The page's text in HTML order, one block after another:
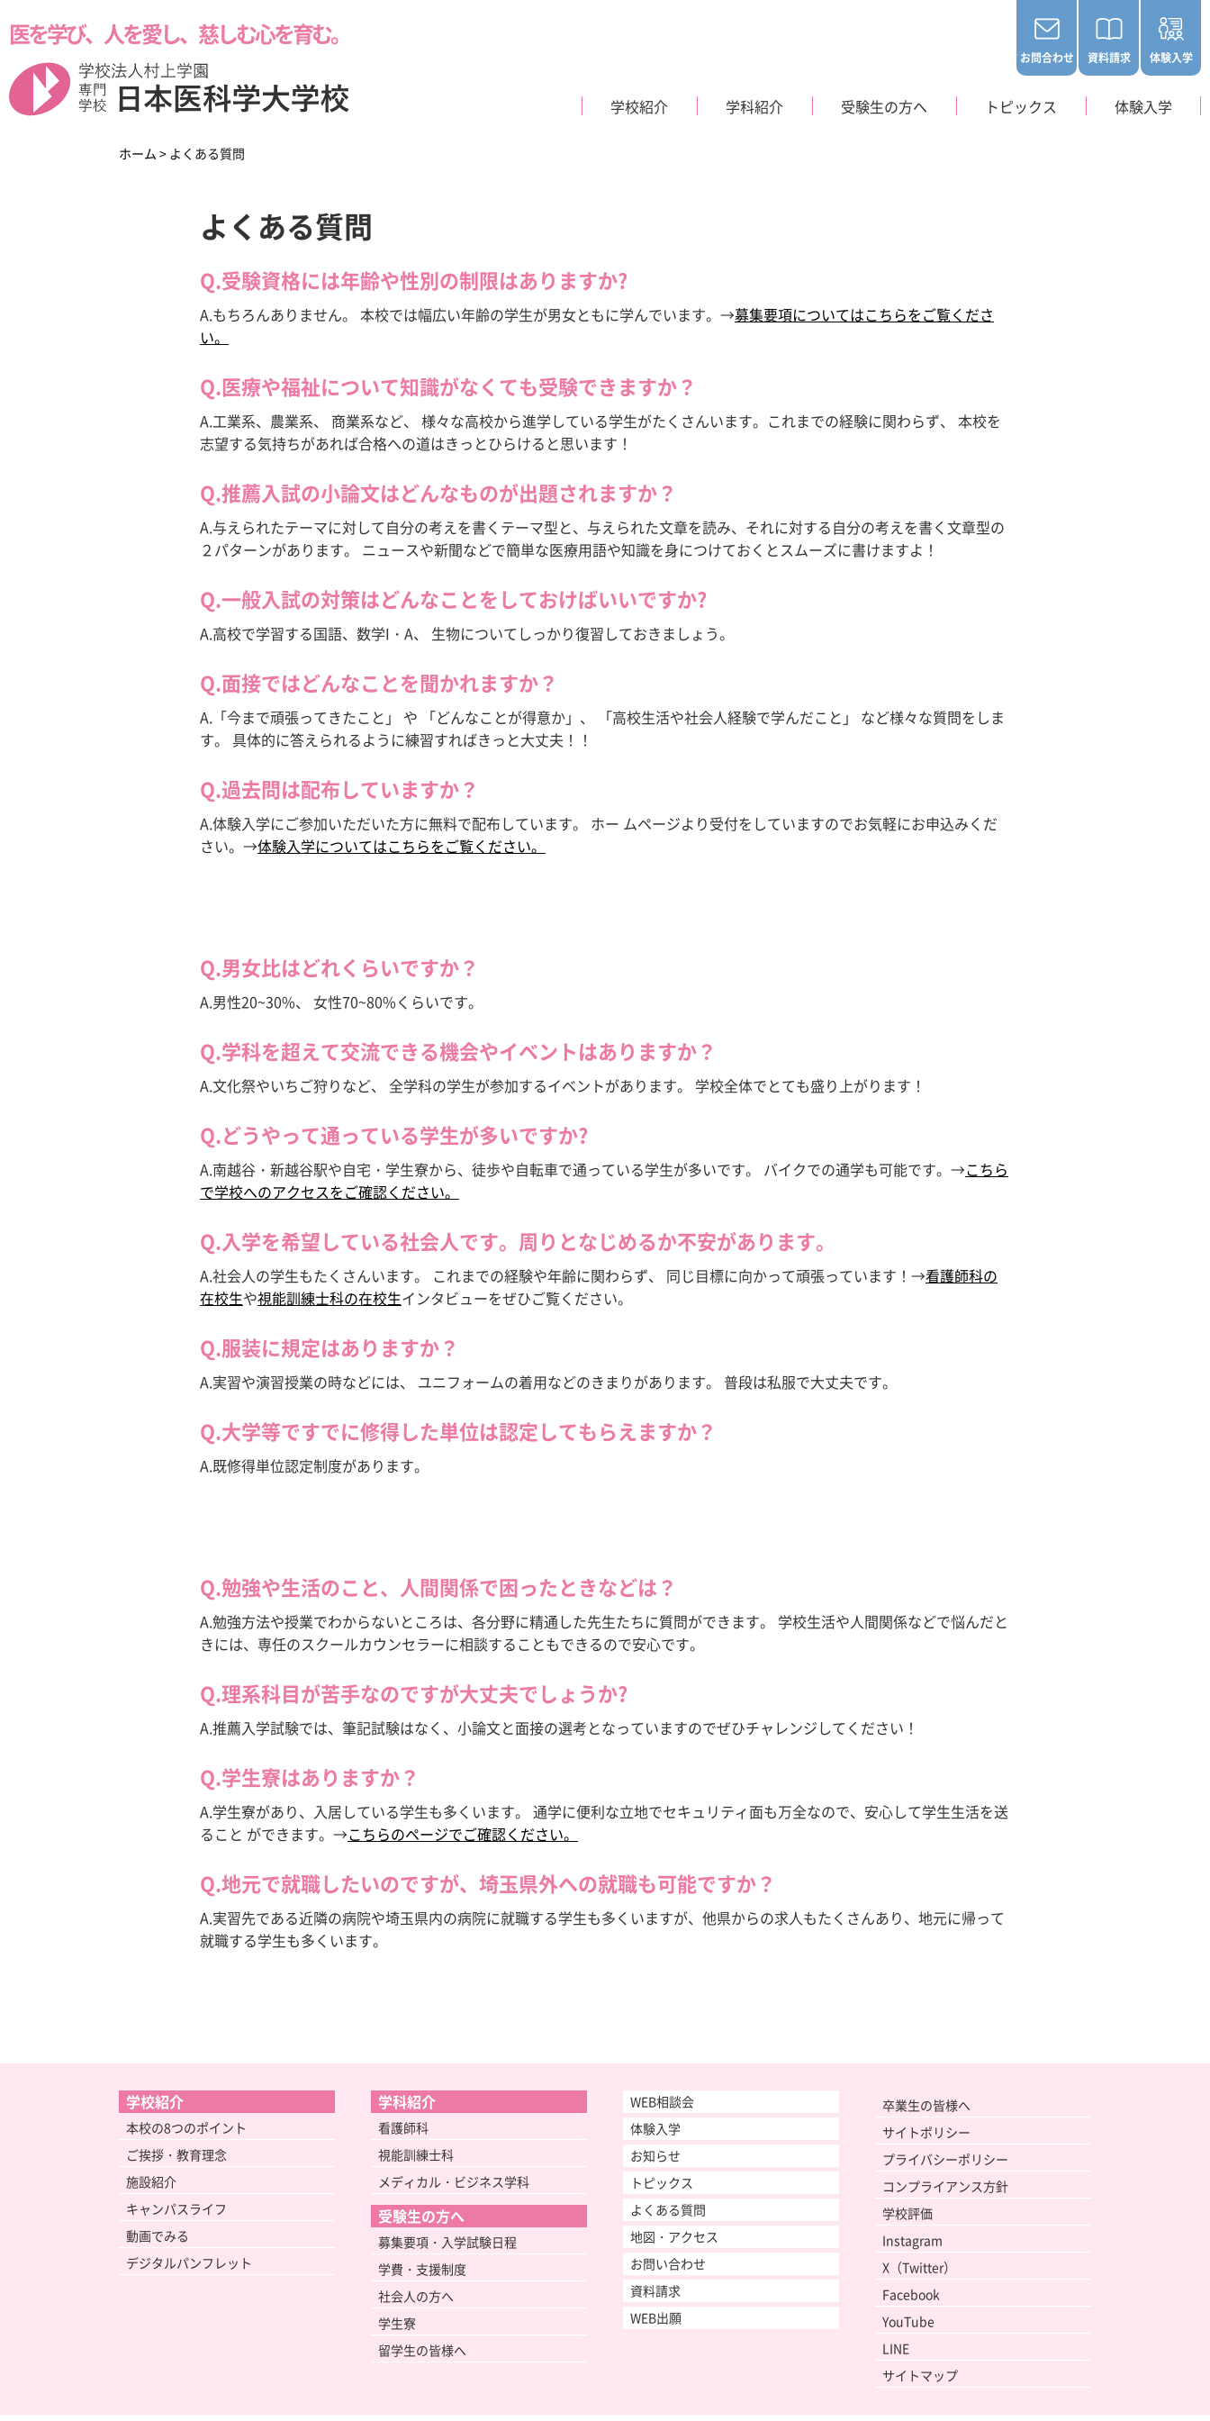
医を学び、人を愛し、慈しむ心を育む。
お問合わせ 資料請求 体験入学
学校紹介 学科紹介 受験生の方へ トピックス 体験入学
キャンパスライフ
メディカル・ビジネス学科
っておりません。
看護師科
※現在、入学生の募集は行っておりません。
この度、専門学校日本医科大学校看護師科は統廃合により募集停止となりますので、「看護師科」にご興味の
学費・支援制度 社会人の方へ
ホーム > よくある質問
よくある質問
Q.受験資格には年齢や性別の制限はありますか?
A.もちろんありません。 本校では幅広い年齢の学生が男女ともに学んでいます。→募集要項についてはこちらをご覧くださ
い。
Q.医療や福祉について知識がなくても受験できますか？
A.工業系、農業系、 商業系など、 様々な高校から進学している学生がたくさんいます。これまでの経験に関わらず、 本校を
志望する気持ちがあれば合格への道はきっとひらけると思います！
Q.推薦入試の小論文はどんなものが出題されますか？
A.与えられたテーマに対して自分の考えを書くテーマ型と、与えられた文章を読み、それに対する自分の考えを書く文章型の
２パターンがあります。 ニュースや新聞などで簡単な医療用語や知識を身につけておくとスムーズに書けますよ！
Q.一般入試の対策はどんなことをしておけばいいですか?
A.高校で学習する国語、数学I・A、 生物についてしっかり復習しておきましょう。
Q.面接ではどんなことを聞かれますか？
A.「今まで頑張ってきたこと」 や 「どんなことが得意か」、 「高校生活や社会人経験で学んだこと」 など様々な質問をしま
す。 具体的に答えられるように練習すればきっと大丈夫！！
Q.過去問は配布していますか？
A.体験入学にご参加いただいた方に無料で配布しています。 ホー ムページより受付をしていますのでお気軽にお申込みくだ
さい。→体験入学についてはこちらをご覧ください。
Q.男女比はどれくらいですか？
A.男性20~30%、 女性70~80%くらいです。
Q.学科を超えて交流できる機会やイベントはありますか？
A.文化祭やいちご狩りなど、 全学科の学生が参加するイベントがあります。 学校全体でとても盛り上がります！
Q.どうやって通っている学生が多いですか?
A.南越谷・新越谷駅や自宅・学生寮から、徒歩や自転車で通っている学生が多いです。 バイクでの通学も可能です。→こちら
で学校へのアクセスをご確認ください。
Q.入学を希望している社会人です。周りとなじめるか不安があります。
A.社会人の学生もたくさんいます。 これまでの経験や年齢に関わらず、 同じ目標に向かって頑張っています！→看護師科の
在校生や視能訓練士科の在校生インタビューをぜひご覧ください。
Q.服装に規定はありますか？
A.実習や演習授業の時などには、 ユニフォームの着用などのきまりがあります。 普段は私服で大丈夫です。
Q.大学等ですでに修得した単位は認定してもらえますか？
A.既修得単位認定制度があります。
Q.勉強や生活のこと、人間関係で困ったときなどは？
A.勉強方法や授業でわからないところは、各分野に精通した先生たちに質問ができます。 学校生活や人間関係などで悩んだと
きには、専任のスクールカウンセラーに相談することもできるので安心です。
Q.理系科目が苦手なのですが大丈夫でしょうか?
A.推薦入学試験では、筆記試験はなく、小論文と面接の選考となっていますのでぜひチャレンジしてください！
Q.学生寮はありますか？
A.学生寮があり、入居している学生も多くいます。 通学に便利な立地でセキュリティ面も万全なので、安心して学生生活を送
ること ができます。→こちらのページでご確認ください。
Q.地元で就職したいのですが、埼玉県外への就職も可能ですか？
A.実習先である近隣の病院や埼玉県内の病院に就職する学生も多くいますが、他県からの求人もたくさんあり、地元に帰って
就職する学生も多くいます。
学校紹介
本校の8つのポイント
ご挨拶・教育理念
施設紹介
キャンパスライフ
動画でみる
デジタルパンフレット
学科紹介
看護師科
視能訓練士科
メディカル・ビジネス学科
受験生の方へ
募集要項・入学試験日程
学費・支援制度
社会人の方へ
学生寮
留学生の皆様へ
WEB相談会
体験入学
お知らせ
トピックス
よくある質問
地図・アクセス
お問い合わせ
資料請求
WEB出願
卒業生の皆様へ
サイトポリシー
プライバシーポリシー
コンプライアンス方針
学校評価
Instagram
X（Twitter）
Facebook
YouTube
LINE
サイトマップ